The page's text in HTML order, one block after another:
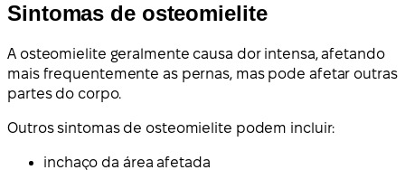
Sintomas de osteomielite
A osteomielite geralmente causa dor intensa, afetando
mais frequentemente as pernas, mas pode afetar outras
partes do corpo.
Outros sintomas de osteomielite podem incluir:
inchaço da área afetada